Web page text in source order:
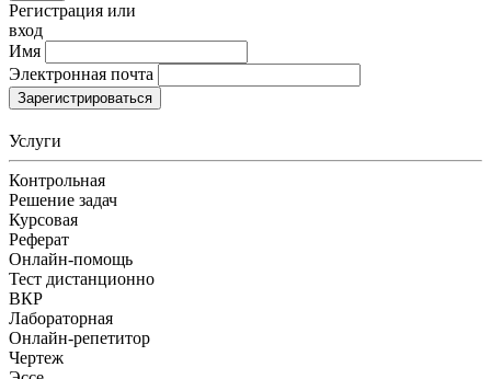
Регистрация или
вход
Имя
Электронная почта
Зарегистрироваться
Услуги
Контрольная
Решение задач
Курсовая
Реферат
Онлайн-помощь
Тест дистанционно
ВКР
Лабораторная
Онлайн-репетитор
Чертеж